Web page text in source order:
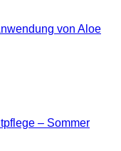
von Aloe
– Sommer